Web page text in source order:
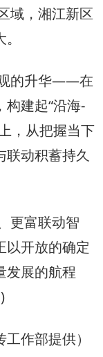
域，湘江新区
的升华——在
建起“沿海-
，从把握当下
联动积蓄持久
更富联动智
以开放的确定
发展的航程
作部提供）